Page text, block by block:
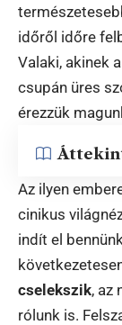
időről időre
Valaki, akinek
csupán üres
érezzük
Az ilyen
cinikus
indít el
cselekszik, az
rólunk is.